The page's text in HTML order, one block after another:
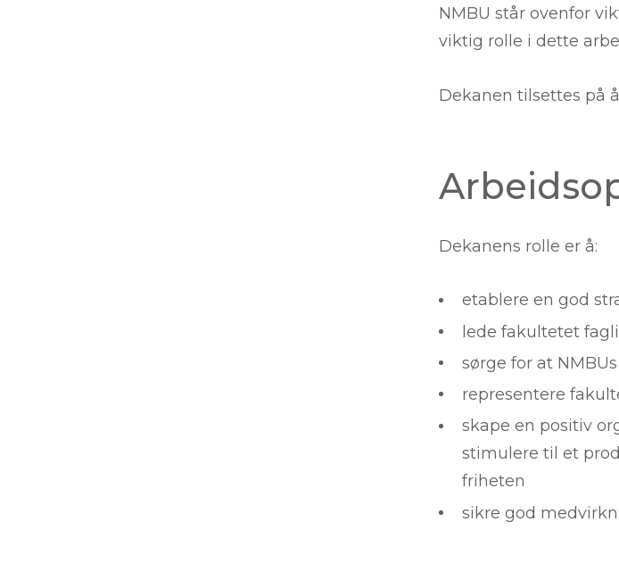
NMBU står ovenfor
viktig rolle i dette
Dekanen tilsettes på
Dekanens rolle er å:
etablere en god
lede fakultetet
sørge for at
representere
skape en positiv
stimulere til et
friheten
sikre god